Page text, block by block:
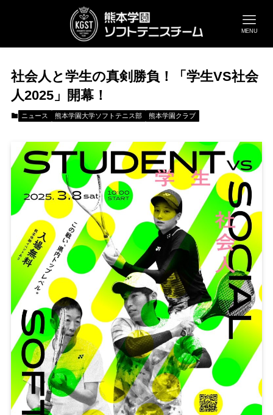
MENU
社会人と学生の真剣勝負！「学生VS社会
人2025」開幕！
ニュース 熊本学園大学ソフトテニス部 熊本学園クラブ